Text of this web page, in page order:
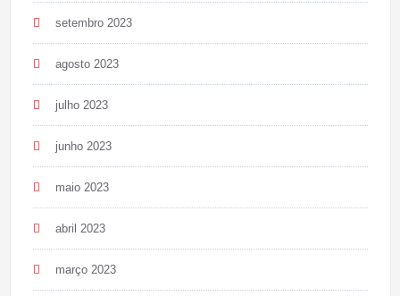
setembro 2023
agosto 2023
julho 2023
junho 2023
maio 2023
abril 2023
março 2023